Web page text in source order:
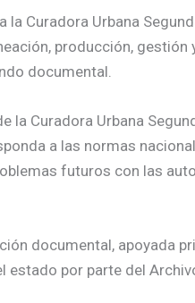
Curadora Urbana
producción,
documental.
la Curadora Urbana
a las normas
futuros con las
documental, apoyada
por parte del